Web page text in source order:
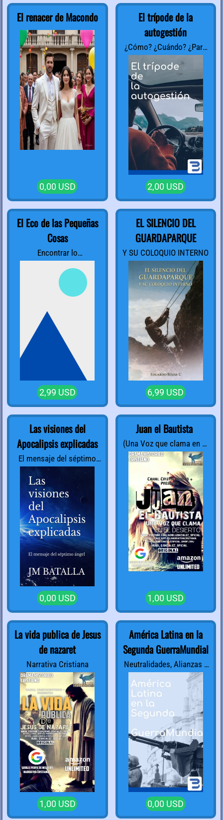
El renacer de Macondo
0,00 USD
El trípode de la
autogestión
¿Cómo? ¿Cuándo? ¿Para
qué?
2,00 USD
El Eco de las Pequeñas
Cosas
Encontrar lo
extraordinario en tu vida
cotidiana
2,99 USD
EL SILENCIO DEL
GUARDAPARQUE
Y SU COLOQUIO INTERNO
6,99 USD
Las visiones del
Apocalipsis explicadas
El mensaje del séptimo
ángel
0,00 USD
Juan el Bautista
(Una Voz que clama en el
desierto)Narrativa
Cristiana
1,00 USD
La vida publica de Jesus
de nazaret
Narrativa Cristiana
1,00 USD
América Latina en la
Segunda GuerraMundial
Neutralidades, Alianzas y
Conflictos Internos
0,00 USD